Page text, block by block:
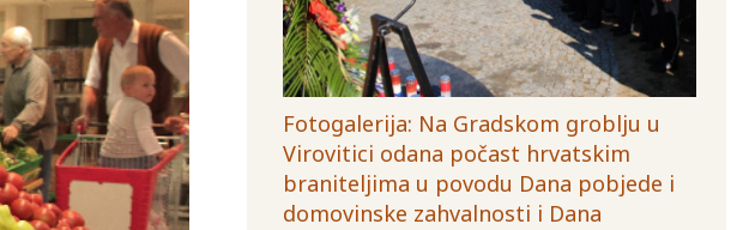
Fotogalerija: Na Gradskom groblju u
Virovitici odana počast hrvatskim
braniteljima u povodu Dana pobjede i
domovinske zahvalnosti i Dana